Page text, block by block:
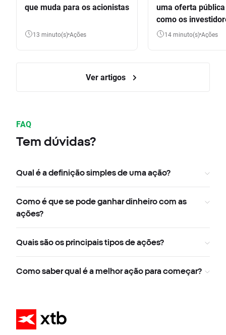
que muda para os acionistas
13 minuto(s) Ações
uma oferta
como os
participar
14 minuto(s) Ações
Ver artigos
FAQ
Tem dúvidas?
Qual é a definição simples de uma ação?
Como é que se pode ganhar dinheiro com as
ações?
Quais são os principais tipos de ações?
Como saber qual é a melhor ação para começar?